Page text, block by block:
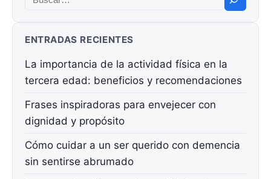
Buscar:
ENTRADAS RECIENTES
La importancia de la actividad física en la
tercera edad: beneficios y recomendaciones
Frases inspiradoras para envejecer con
dignidad y propósito
Cómo cuidar a un ser querido con demencia
sin sentirse abrumado